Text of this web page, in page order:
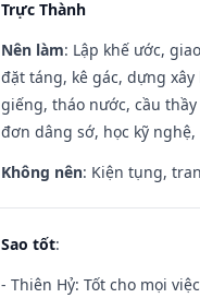
Trực Thành
Nên làm: Lập khế ước,
đặt táng, kê gác, dựng
giếng, tháo nước, cầu
đơn dâng sớ, học kỹ
Không nên: Kiện tụng,
Sao tốt:
- Thiên Hỷ: Tốt cho mọi